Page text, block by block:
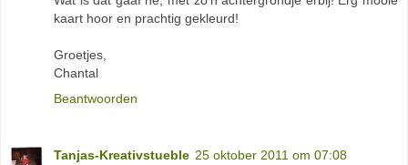
kaart hoor en prachtig gekleurd!
Groetjes,
Chantal
Beantwoorden
Tanjas-Kreativstueble 25 oktober 2011 om 07:08